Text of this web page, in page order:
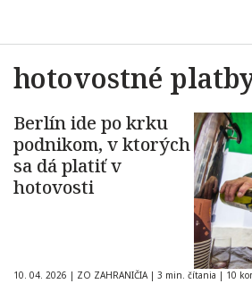
hotovostné
Berlín ide po krku
podnikom, v ktorých
sa dá platiť v
hotovosti
10. 04. 2026 | ZO ZAHRANIČIA | 3 min. čítania | 10